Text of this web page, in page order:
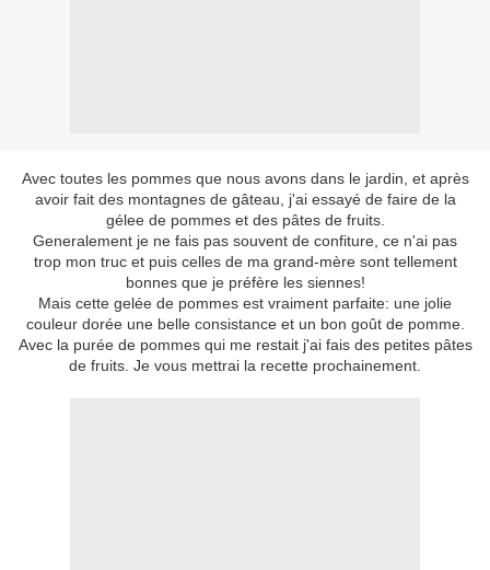
Avec toutes les pommes que nous avons dans le jardin, et après
avoir fait des montagnes de gâteau, j'ai essayé de faire de la
gélee de pommes et des pâtes de fruits.
Generalement je ne fais pas souvent de confiture, ce n'ai pas
trop mon truc et puis celles de ma grand-mère sont tellement
bonnes que je préfère les siennes!
Mais cette gelée de pommes est vraiment parfaite: une jolie
couleur dorée une belle consistance et un bon goût de pomme.
Avec la purée de pommes qui me restait j'ai fais des petites pâtes
de fruits. Je vous mettrai la recette prochainement.